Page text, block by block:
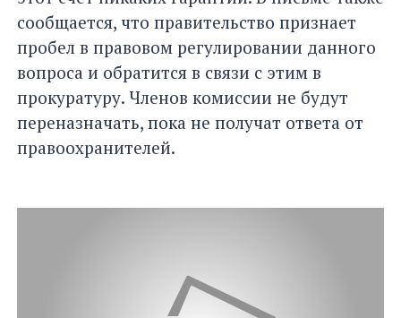
сообщается, что правительство признает
пробел в правовом регулировании данного
вопроса и обратится в связи с этим в
прокуратуру. Членов комиссии не будут
переназначать, пока не получат ответа от
правоохранителей.